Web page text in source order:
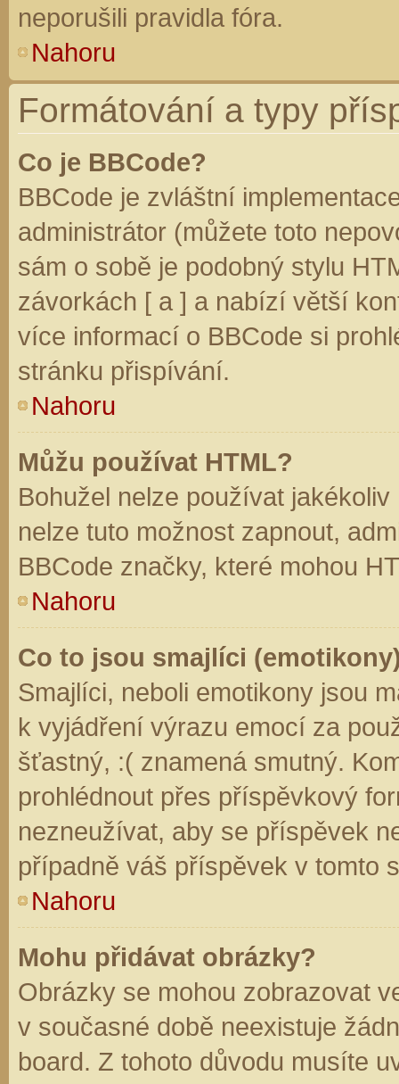
neporušili pravidla fóra.
Nahoru
Formátování a typy
Co je BBCode?
BBCode je zvláštní
administrátor (můžete toto
sám o sobě je podobný stylu
závorkách [ a ] a nabízí větší
více informací o BBCode si
stránku přispívání.
Nahoru
Můžu používat HTML?
Bohužel nelze používat
nelze tuto možnost zapnout,
BBCode značky, které mohou
Nahoru
Co to jsou smajlíci
Smajlíci, neboli emotikony jsou
k vyjádření výrazu emocí za
šťastný, :( znamená smutný.
prohlédnout přes příspěvkový
nezneužívat, aby se příspěvek
případně váš příspěvek v tomto
Nahoru
Mohu přidávat obrázky?
Obrázky se mohou zobrazovat
v současné době neexistuje
board. Z tohoto důvodu musíte